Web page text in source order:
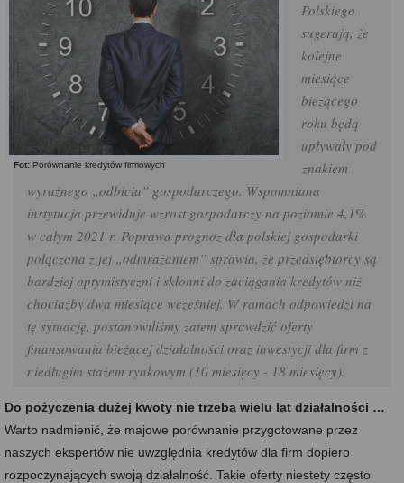
Fot: Porównanie kredytów firmowych
Polskiego
sugerują, że
kolejne
miesiące
bieżącego
roku będą
upływały pod
znakiem
wyraźnego „odbicia” gospodarczego. Wspomniana
instytucja przewiduje wzrost gospodarczy na poziomie 4,1%
w całym 2021 r. Poprawa prognoz dla polskiej gospodarki
połączona z jej „odmrażaniem” sprawia, że przedsiębiorcy są
bardziej optymistyczni i skłonni do zaciągania kredytów niż
chociażby dwa miesiące wcześniej. W ramach odpowiedzi na
tę sytuację, postanowiliśmy zatem sprawdzić oferty
finansowania bieżącej działalności oraz inwestycji dla firm z
niedługim stażem rynkowym (10 miesięcy - 18 miesięcy).
Do pożyczenia dużej kwoty nie trzeba wielu lat działalności …
Warto nadmienić, że majowe porównanie przygotowane przez
naszych ekspertów nie uwzględnia kredytów dla firm dopiero
rozpoczynających swoją działalność. Takie oferty niestety często